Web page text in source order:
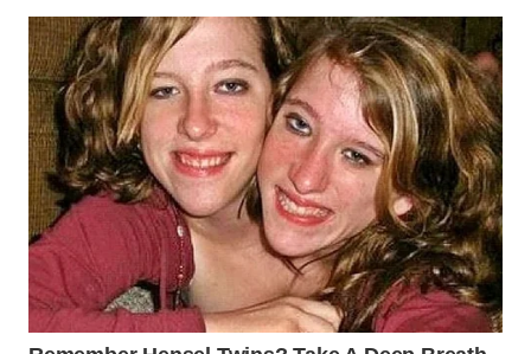
NIAS
WN
LANGKAT
WN
TAPANULI
SELATAN
WN
TANJUNG
LESUNG